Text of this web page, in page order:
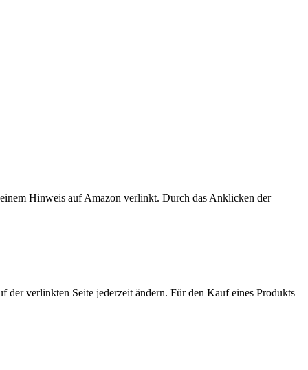
Hinweis auf Amazon verlinkt. Durch das Anklicken der
der verlinkten Seite jederzeit ändern. Für den Kauf eines Produkts